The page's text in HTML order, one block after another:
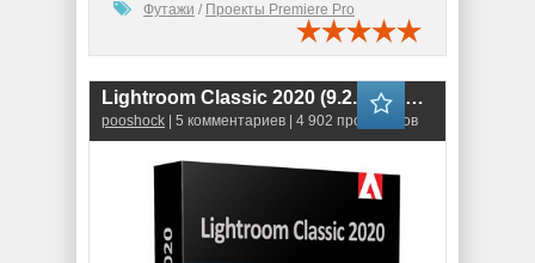
Футажи / Проекты Premiere Pro
Lightroom Classic 2020 (9.2.1.20) ML-RUS
pooshock | 5 комментариев | 4 902 просмотров